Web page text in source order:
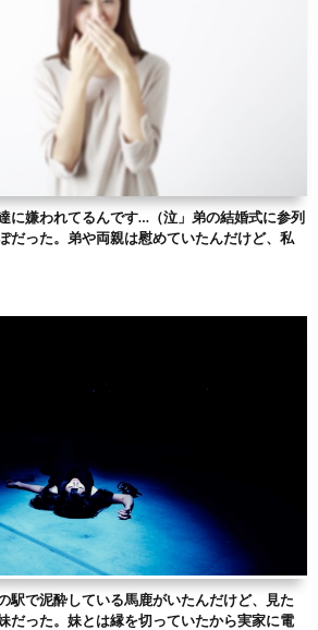
に嫌われてるんです…（泣」弟の結婚式に参列
だった。弟や両親は慰めていたんだけど、私
駅で泥酔している馬鹿がいたんだけど、見た
だった。妹とは縁を切っていたから実家に電